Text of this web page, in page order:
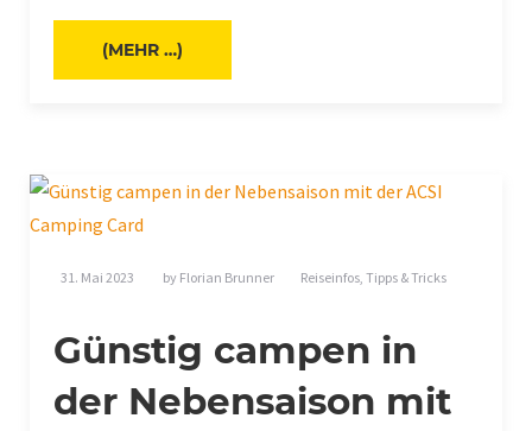
(MEHR …)
31. Mai 2023 by Florian Brunner Reiseinfos, Tipps & Tricks
Günstig campen in
der Nebensaison mit